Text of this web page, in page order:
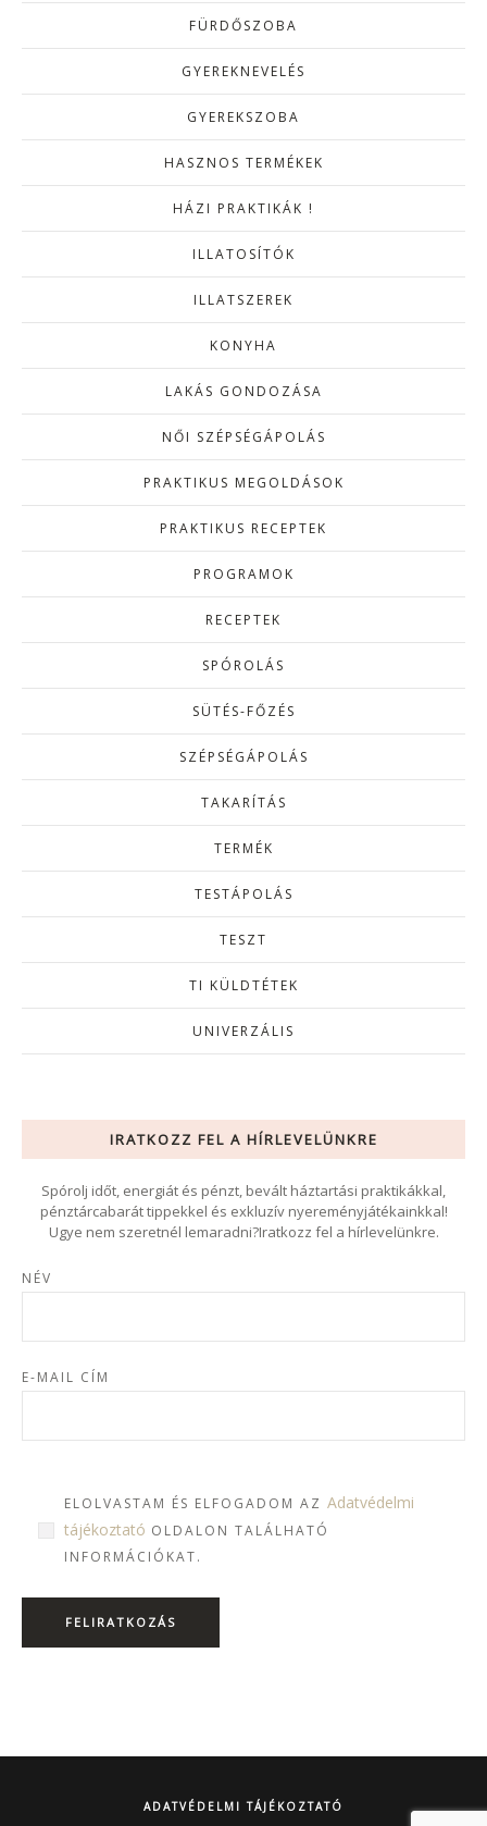
FÜRDŐSZOBA
GYEREKNEVELÉS
GYEREKSZOBA
HASZNOS TERMÉKEK
HÁZI PRAKTIKÁK !
ILLATOSÍTÓK
ILLATSZEREK
KONYHA
LAKÁS GONDOZÁSA
NŐI SZÉPSÉGÁPOLÁS
PRAKTIKUS MEGOLDÁSOK
PRAKTIKUS RECEPTEK
PROGRAMOK
RECEPTEK
SPÓROLÁS
SÜTÉS-FŐZÉS
SZÉPSÉGÁPOLÁS
TAKARÍTÁS
TERMÉK
TESTÁPOLÁS
TESZT
TI KÜLDTÉTEK
UNIVERZÁLIS
IRATKOZZ FEL A HÍRLEVELÜNKRE
Spórolj időt, energiát és pénzt, bevált háztartási praktikákkal,
pénztárcabarát tippekkel és exkluzív nyereményjátékainkkal!
Ugye nem szeretnél lemaradni?Iratkozz fel a hírlevelünkre.
NÉV
E-MAIL CÍM
ELOLVASTAM ÉS ELFOGADOM AZ Adatvédelmi
tájékoztató OLDALON TALÁLHATÓ
INFORMÁCIÓKAT.
ADATVÉDELMI TÁJÉKOZTATÓ